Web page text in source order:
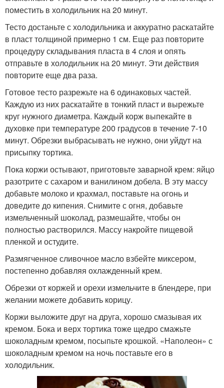
поместить в холодильник на 20 минут.
Тесто достаньте с холодильника и аккуратно раскатайте
в пласт толщиной примерно 1 см. Еще раз повторите
процедуру складывания пласта в 4 слоя и опять
отправьте в холодильник на 20 минут. Эти действия
повторите еще два раза.
Готовое тесто разрежьте на 6 одинаковых частей.
Каждую из них раскатайте в тонкий пласт и вырежьте
круг нужного диаметра. Каждый корж выпекайте в
духовке при температуре 200 градусов в течение 7-10
минут. Обрезки выбрасывать не нужно, они уйдут на
присыпку тортика.
Пока коржи остывают, приготовьте заварной крем: яйцо
разотрите с сахаром и ванилином добела. В эту массу
добавьте молоко и крахмал, поставьте на огонь и
доведите до кипения. Снимите с огня, добавьте
измельченный шоколад, размешайте, чтобы он
полностью растворился. Массу накройте пищевой
пленкой и остудите.
Размягченное сливочное масло взбейте миксером,
постепенно добавляя охлажденный крем.
Обрезки от коржей и орехи измельчите в блендере, при
желании можете добавить корицу.
Коржи выложите друг на друга, хорошо смазывая их
кремом. Бока и верх тортика тоже щедро смажьте
шоколадным кремом, посыпьте крошкой. «Наполеон» с
шоколадным кремом на ночь поставьте его в
холодильник.